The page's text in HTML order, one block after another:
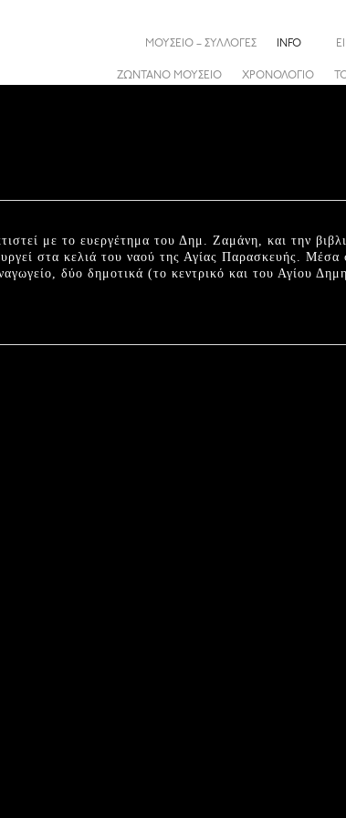
ΖΩΝΤΑΝΟ ΜΟΥΣΕΙΟ ΧΡΟΝΟΛΟΓΙΟ
ΜΟΥΣΕΙΟ – ΣΥΛΛΟΓΕΣ INFO
με το ευεργέτημα του Δημ. Ζαμάνη, και την
στα κελιά του ναού της Αγίας Παρασκευής. Μέσα
δύο δημοτικά (το κεντρικό και του Αγίου